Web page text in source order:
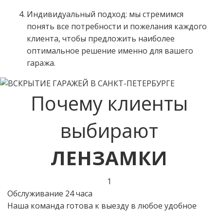
Индивидуальный подход: мы стремимся
понять все потребности и пожелания каждого
клиента, чтобы предложить наиболее
оптимальное решение именно для вашего
гаража.
Почему клиенты
выбирают
ЛЕНЗАМКИ
1
Обслуживание 24 часа
Наша команда готова к выезду в любое удобное